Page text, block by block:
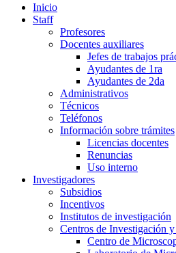
Inicio
Staff
Profesores
Docentes auxiliares
Jefes de trabajos
Ayudantes de 1ra
Ayudantes de 2da
Administrativos
Técnicos
Teléfonos
Información sobre trámites
Licencias docentes
Renuncias
Uso interno
Investigadores
Subsidios
Incentivos
Institutos de investigación
Centros de Investigación
Centro de